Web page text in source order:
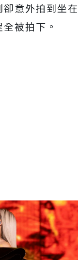
意外拍到坐在
被拍下。